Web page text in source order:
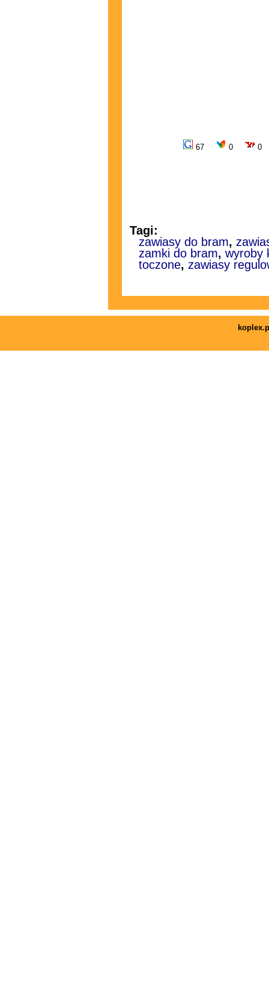
67 0 0
Tagi:
zawiasy do bram,
zamki do bram, wyroby
toczone, zawiasy